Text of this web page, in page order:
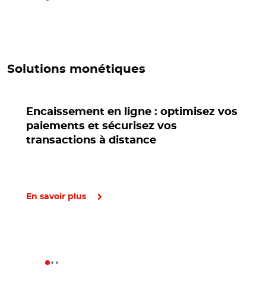
Solutions monétiques
Encaissement en ligne : optimisez vos
paiements et sécurisez vos
transactions à distance
En savoir plus